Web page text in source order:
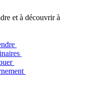
et à découvrir à